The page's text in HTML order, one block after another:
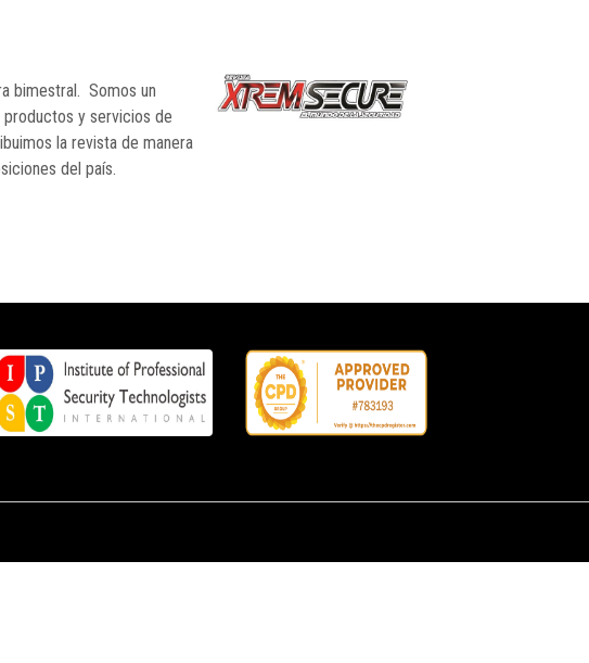
bimestral. Somos un
productos y servicios de
la revista de manera
del país.